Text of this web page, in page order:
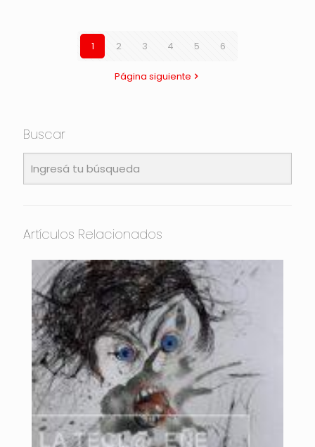
1 2 3 4 5 6
Página siguiente
Buscar
Artículos Relacionados